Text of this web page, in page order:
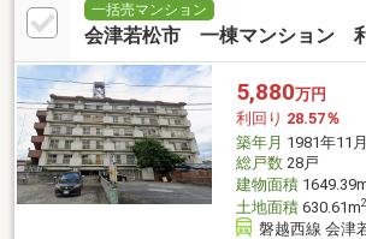
一括売マンション
会津若松市 一棟マンション
5,880万円
利回り 28.57％
築年月 1981年11
総戸数28戸
建物面積
土地面積630.61m2
磐越西線 会津